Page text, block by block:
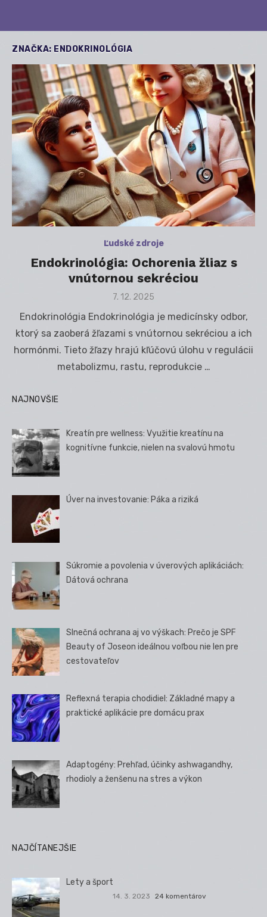
ZNAČKA: ENDOKRINOLÓGIA
Ľudské zdroje
Endokrinológia: Ochorenia žliaz s
vnútornou sekréciou
Posted
7. 12. 2025
Endokrinológia Endokrinológia je medicínsky odbor,
ktorý sa zaoberá žľazami s vnútornou sekréciou a ich
hormónmi. Tieto žľazy hrajú kľúčovú úlohu v regulácii
metabolizmu, rastu, reprodukcie …
NAJNOVŠIE
Kreatín pre wellness: Využitie kreatínu na
kognitívne funkcie, nielen na svalovú hmotu
Úver na investovanie: Páka a riziká
Súkromie a povolenia v úverových aplikáciách:
Dátová ochrana
Slnečná ochrana aj vo výškach: Prečo je SPF
Beauty of Joseon ideálnou voľbou nie len pre
cestovateľov
Reflexná terapia chodidiel: Základné mapy a
praktické aplikácie pre domácu prax
Adaptogény: Prehľad, účinky ashwagandhy,
rhodioly a ženšenu na stres a výkon
NAJČÍTANEJŠIE
Lety a šport
14. 3. 2023 24 komentárov